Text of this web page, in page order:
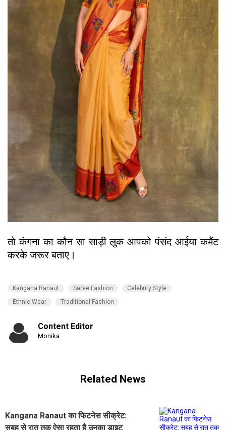
तो कंगना का कौन सा साड़ी लुक आपको पंसंद आईया कमैंट
करके जरूर बताए।
Kangana Ranaut Saree Fashion
Celebrity Style
Ethnic Wear
Traditional Fashion
Content Editor
Monika
Related News
Kangana Ranaut का फिटनेस सीक्रेट:
सुबह से रात तक ऐसा रहता है उनका डाइट